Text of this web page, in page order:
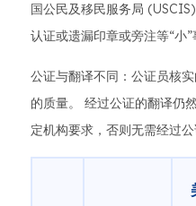
国公民及移民服务局
认证或遗漏印章或旁注等“小”
公证与翻译不同：公证员核
的质量。 经过公证的翻译仍
定机构要求，否则无需经过公